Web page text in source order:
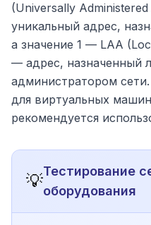
(Universally
уникальный адрес,
а значение 1 — LAA
— адрес, назначенный
администратором
для виртуальных
рекомендуется
💡Тестирование
оборудования